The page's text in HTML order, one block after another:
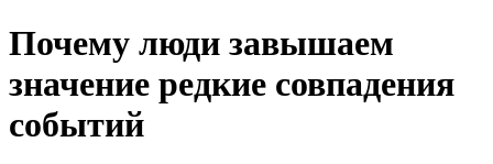
Почему люди завышаем
значение редкие совпадения
событий